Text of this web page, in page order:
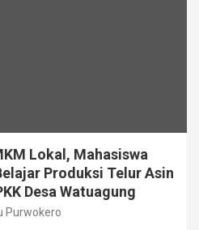
Lokal, Mahasiswa
Produksi Telur Asin
Desa Watuagung
Purwokero